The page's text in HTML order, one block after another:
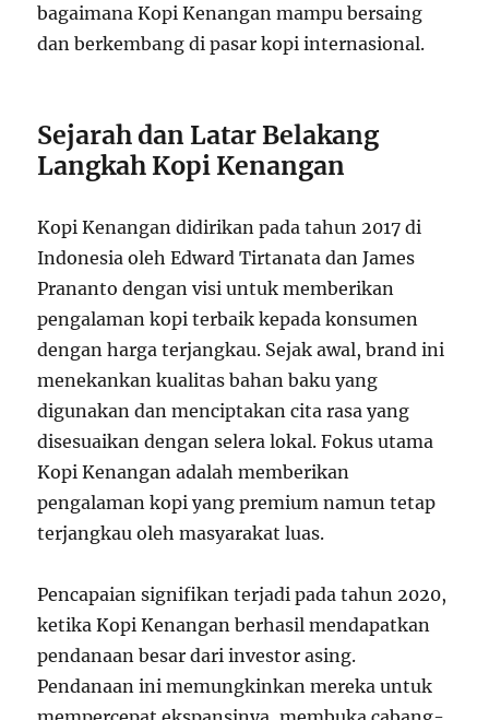
bagaimana Kopi Kenangan mampu bersaing
dan berkembang di pasar kopi internasional.
Sejarah dan Latar Belakang
Langkah Kopi Kenangan
Kopi Kenangan didirikan pada tahun 2017 di
Indonesia oleh Edward Tirtanata dan James
Prananto dengan visi untuk memberikan
pengalaman kopi terbaik kepada konsumen
dengan harga terjangkau. Sejak awal, brand ini
menekankan kualitas bahan baku yang
digunakan dan menciptakan cita rasa yang
disesuaikan dengan selera lokal. Fokus utama
Kopi Kenangan adalah memberikan
pengalaman kopi yang premium namun tetap
terjangkau oleh masyarakat luas.
Pencapaian signifikan terjadi pada tahun 2020,
ketika Kopi Kenangan berhasil mendapatkan
pendanaan besar dari investor asing.
Pendanaan ini memungkinkan mereka untuk